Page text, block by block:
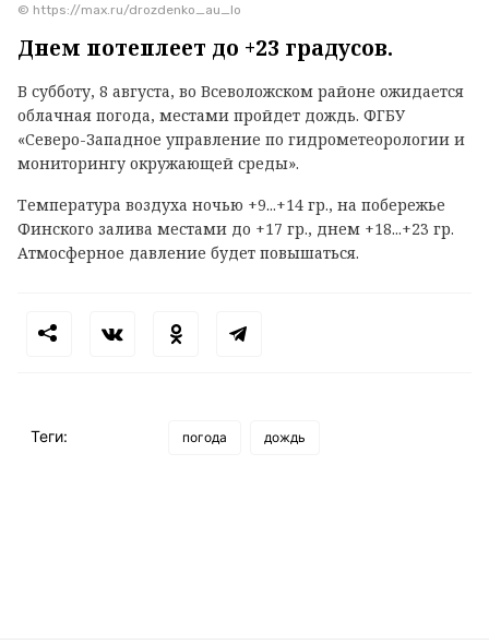
© https://max.ru/drozdenko_au_lo
Днем потеплеет до +23 градусов.
В субботу, 8 августа, во Всеволожском районе ожидается
облачная погода, местами пройдет дождь. ФГБУ
«Северо-Западное управление по гидрометеорологии и
мониторингу окружающей среды».
Температура воздуха ночью +9...+14 гр., на побережье
Финского залива местами до +17 гр., днем +18...+23 гр.
Атмосферное давление будет повышаться.
Теги: погода дождь